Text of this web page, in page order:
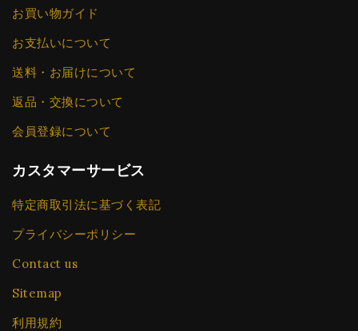
お買い物ガイド
お支払いについて
送料・お届けについて
返品・交換について
会員登録について
カスタマーサービス
特定商取引法に基づく表記
プライバシーポリシー
Contact us
Sitemap
利用規約